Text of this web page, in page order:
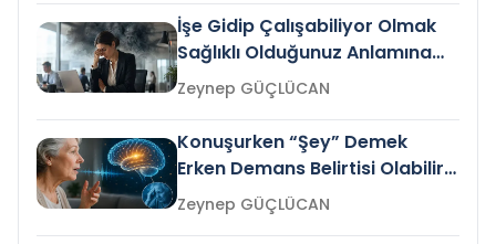
İşe Gidip Çalışabiliyor Olmak
Sağlıklı Olduğunuz Anlamına
Gelir mi?Zeynep GÜÇLÜCAN
Konuşurken “Şey” Demek
Erken Demans Belirtisi Olabilir
mi?
Zeynep GÜÇLÜCAN